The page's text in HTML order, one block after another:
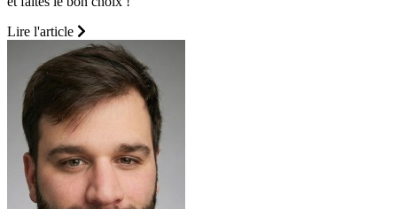
Lire l'article